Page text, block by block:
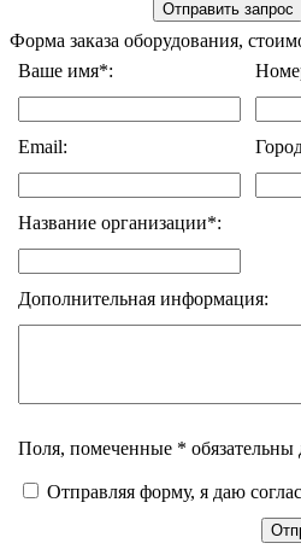
Форма заказа оборудования,
Ваше имя*:
Email:
Название организации*:
Дополнительная информация:
Поля, помеченные * обязательны
Отправляя форму, я даю